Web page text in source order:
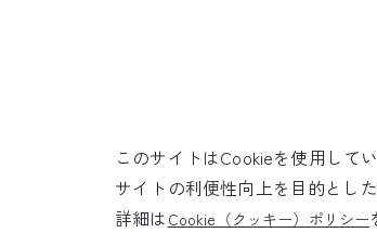
このサイトはCookieを使用してい
サイトの利便性向上を目的とし
詳細は Cookie（クッキー）ポリシー